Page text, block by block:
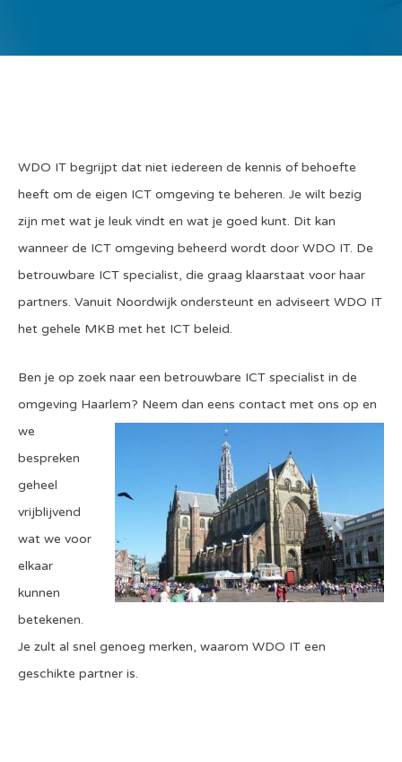
WDO IT begrijpt dat niet iedereen de kennis of behoefte
heeft om de eigen ICT omgeving te beheren. Je wilt bezig
zijn met wat je leuk vindt en wat je goed kunt. Dit kan
wanneer de ICT omgeving beheerd wordt door WDO IT. De
betrouwbare ICT specialist, die graag klaarstaat voor haar
partners. Vanuit Noordwijk ondersteunt en adviseert WDO IT
het gehele MKB met het ICT beleid.
Ben je op zoek naar een betrouwbare ICT specialist in de
omgeving Haarlem? Neem dan eens contact met ons op en
we
bespreken
geheel
vrijblijvend
wat we voor
elkaar
kunnen
betekenen.
Je zult al snel genoeg merken, waarom WDO IT een
geschikte partner is.